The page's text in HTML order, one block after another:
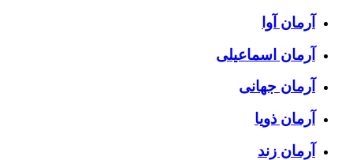
آرمان آوا
آرمان اسماعیلی
آرمان جهانی
آرمان ذویا
آرمان زند